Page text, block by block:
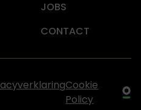
JOBS
CONTACT
Cookie
Policy